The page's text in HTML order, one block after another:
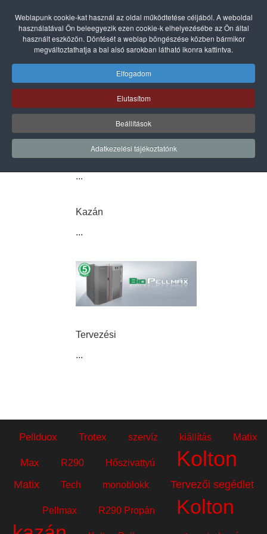
Automata
...
Kazán
...
Tervezési
...
Pellduox Trotex szervíz kiállítás Matix
Max R290 Hőszivattyú Kolton
Matix Tech monoblokk Tervezői segédlet
Pellmax R290 Propán
Kolton
Weblapunk cookie-kat használ az oldal működtetése céljából. A weboldal
használatával Ön beleegyezik ezen cookie-k elhelyezésébe az Ön által
használt eszközön. Döntését a weblap böngészése közben bármikor
megváltoztathatja a bal alsó sarokban látható ikonra kattintva.
Elfogadom
Elutasítom
Beállítások
Adatkezelési tájékoztatónk